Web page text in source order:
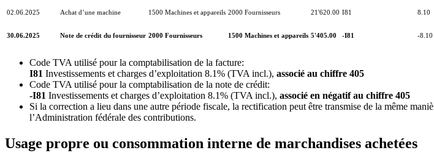
02.06.2025 Achat d’une machine 1500 Machines et appareils 2000 Fournisseurs 21'620.00 I81 8.10
30.06.2025 Note de crédit du fournisseur 2000 Fournisseurs 1500 Machines et appareils 5'405.00 -I81 -8.10
Code TVA utilisé pour la comptabilisation de la facture:
I81 Investissements et charges d’exploitation 8.1% (TVA incl.), associé au chiffre 405
Code TVA utilisé pour la comptabilisation de la note de crédit:
-I81 Investissements et charges d’exploitation 8.1% (TVA incl.), associé en négatif au chiffre 405
Si la correction a lieu dans une autre période fiscale, la rectification peut être transmise de la même
l’Administration fédérale des contributions.
Usage propre ou consommation interne de marchandises achetées